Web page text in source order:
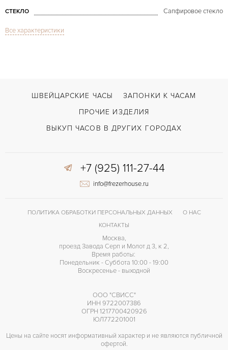
СТЕКЛО Сапфировое стекло
МОДЕЛЬ
Все характеристики
ШВЕЙЦАРСКИЕ ЧАСЫ
ЗАПОНКИ К ЧАСАМ
ПРОЧИЕ ИЗДЕЛИЯ
ВЫКУП ЧАСОВ В ДРУГИХ ГОРОДАХ
+7 (925) 111-27-44
info@frezerhouse.ru
ПОЛИТИКА ОБРАБОТКИ ПЕРСОНАЛЬНЫХ ДАННЫХ
О НАС
КОНТАКТЫ
Москва,
проезд Завода Серп и Молот д 3, к 2,
Время работы:
Понедельник - Суббота 10:00 - 19:00
Воскресенье - выходной
ООО "СВИСС"
ИНН 9722007386
ОГРН 1217700420926
ЮЛ772201001
Цены на сайте носят информативный характер и не являются публичной
офертой.